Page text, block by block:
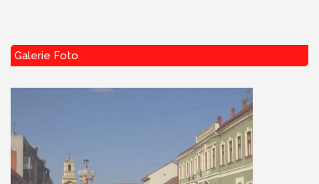
Galerie Foto